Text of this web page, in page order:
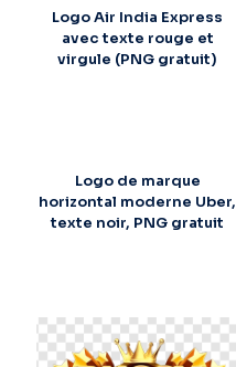
Logo Air India Express
avec texte rouge et
virgule (PNG gratuit)
Logo de marque
horizontal moderne Uber,
texte noir, PNG gratuit